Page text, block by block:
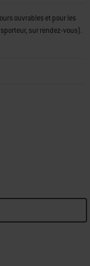
ouvrables et pour les
sur rendez-vous).